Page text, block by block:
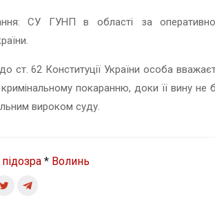
СУ ГУНП в області за
ст. 62 Конституції України особа
покаранню, доки її вину
вироком суду.
підозра * Волинь